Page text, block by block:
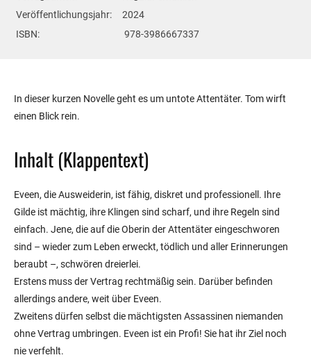
Veröffentlichungsjahr:
2024
ISBN:
‎ 978-3986667337
In dieser kurzen Novelle geht es um untote Attentäter. Tom wirft
einen Blick rein.
Inhalt (Klappentext)
Eveen, die Ausweiderin, ist fähig, diskret und professionell. Ihre
Gilde ist mächtig, ihre Klingen sind scharf, und ihre Regeln sind
einfach. Jene, die auf die Oberin der Attentäter eingeschworen
sind – wieder zum Leben erweckt, tödlich und aller Erinnerungen
beraubt –, schwören dreierlei.
Erstens muss der Vertrag rechtmäßig sein. Darüber befinden
allerdings andere, weit über Eveen.
Zweitens dürfen selbst die mächtigsten Assassinen niemanden
ohne Vertrag umbringen. Eveen ist ein Profi! Sie hat ihr Ziel noch
nie verfehlt.